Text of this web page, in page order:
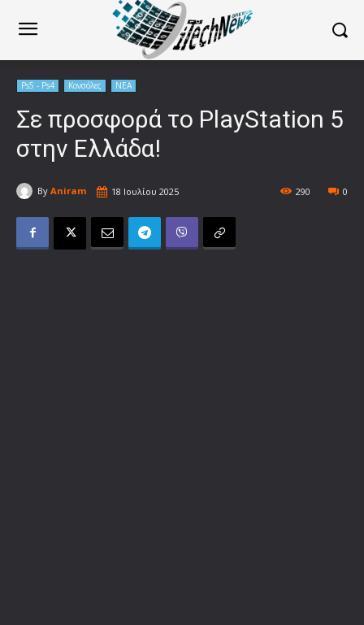
Ps5 - Ps4 Κονσόλες ΝΕΑ
Σε προσφορά το PlayStation 5
στην Ελλάδα!
By Aniram 18 Ιουλίου 2025 0
290